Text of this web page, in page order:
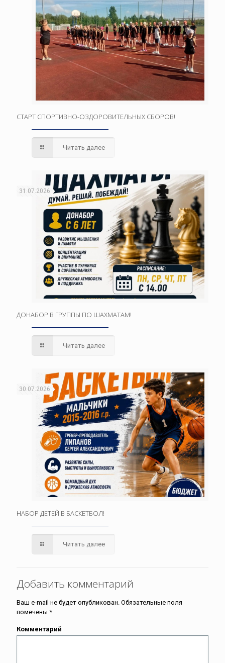
СТАРТ СПОРТИВНО-ОЗДОРОВИТЕЛЬНЫХ СБОРОВ!
Читать далее
31.07.2026
ДОНАБОР В ГРУППЫ ПО ШАХМАТАМ!
Читать далее
30.07.2026
НАБОР ДЕТЕЙ В БАСКЕТБОЛ!
Читать далее
Добавить комментарий
Ваш e-mail не будет опубликован. Обязательные поля
помечены *
Комментарий